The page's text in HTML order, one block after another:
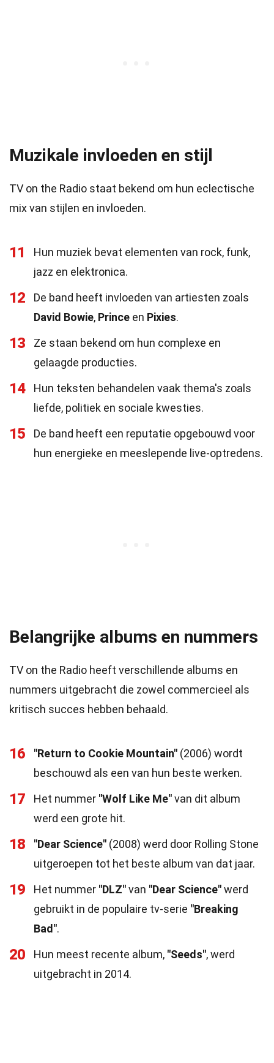
Muzikale invloeden en stijl
TV on the Radio staat bekend om hun eclectische
mix van stijlen en invloeden.
11
Hun muziek bevat elementen van rock, funk,
jazz en elektronica.
12
De band heeft invloeden van artiesten zoals
David Bowie, Prince en Pixies.
13
Ze staan bekend om hun complexe en
gelaagde producties.
14
Hun teksten behandelen vaak thema's zoals
liefde, politiek en sociale kwesties.
15
De band heeft een reputatie opgebouwd voor
hun energieke en meeslepende live-optredens.
Belangrijke albums en nummers
TV on the Radio heeft verschillende albums en
nummers uitgebracht die zowel commercieel als
kritisch succes hebben behaald.
16 "Return to Cookie Mountain" (2006) wordt
beschouwd als een van hun beste werken.
17 Het nummer "Wolf Like Me"van dit album
werd een grote hit.
18 "Dear Science" (2008) werd door Rolling Stone
uitgeroepen tot het beste album van dat jaar.
19 Het nummer "DLZ"van "Dear Science"werd
gebruikt in de populaire tv-serie "Breaking
Bad".
20 Hun meest recente album, "Seeds", werd
uitgebracht in 2014.